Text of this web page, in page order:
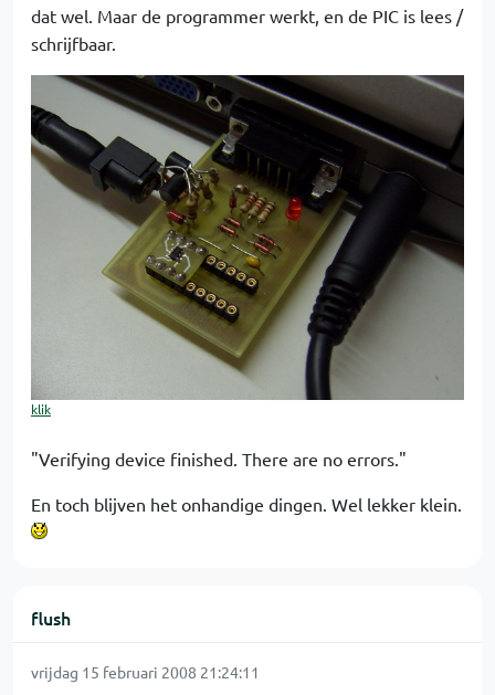
dat wel. Maar de programmer werkt, en de PIC is lees /
schrijfbaar.
klik
"Verifying device finished. There are no errors."
En toch blijven het onhandige dingen. Wel lekker klein.
flush
vrijdag 15 februari 2008 21:24:11